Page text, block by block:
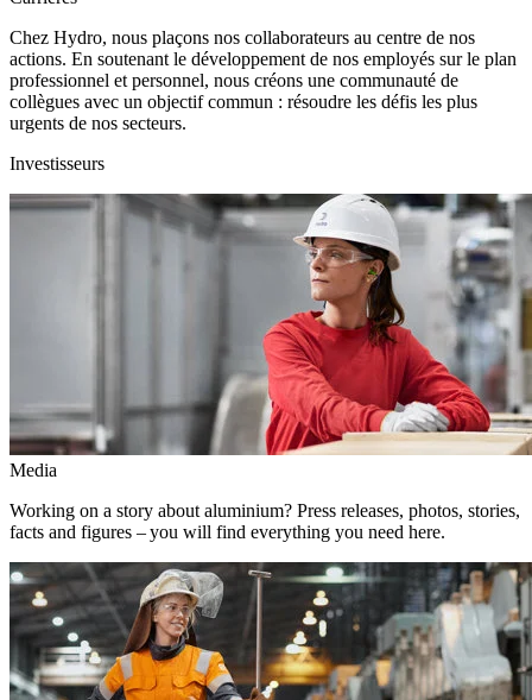
Chez Hydro, nous plaçons nos collaborateurs au centre de nos
actions. En soutenant le développement de nos employés sur le plan
professionnel et personnel, nous créons une communauté de
collègues avec un objectif commun : résoudre les défis les plus
urgents de nos secteurs.
Investisseurs
Media
Working on a story about aluminium? Press releases, photos, stories,
facts and figures – you will find everything you need here.